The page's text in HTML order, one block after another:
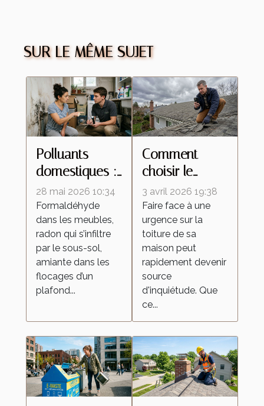
SUR LE MÊME SUJET
Polluants
domestiques :
à quel
moment faut-il
contacter un
professionnel ?
28 mai 2026 10:34
Formaldéhyde
dans les meubles,
radon qui s’infiltre
par le sous-sol,
amiante dans les
flocages d’un
plafond...
Comment
choisir le
meilleur
service de
réparation
d'urgence pour
votre toiture ?
3 avril 2026 19:38
Faire face à une
urgence sur la
toiture de sa
maison peut
rapidement devenir
source
d'inquiétude. Que
ce...